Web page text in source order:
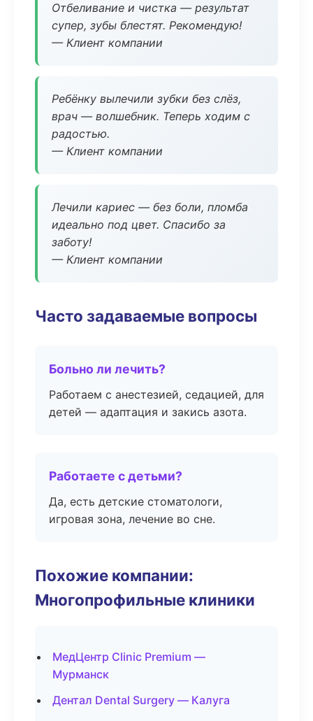
Отбеливание и чистка — результат
супер, зубы блестят. Рекомендую!
— Клиент компании
Ребёнку вылечили зубки без слёз,
врач — волшебник. Теперь ходим с
радостью.
— Клиент компании
Лечили кариес — без боли, пломба
идеально под цвет. Спасибо за
заботу!
— Клиент компании
Часто задаваемые вопросы
Больно ли лечить?
Работаем с анестезией, седацией, для
детей — адаптация и закись азота.
Работаете с детьми?
Да, есть детские стоматологи,
игровая зона, лечение во сне.
Похожие компании:
Многопрофильные клиники
МедЦентр Clinic Premium —
Мурманск
Дентал Dental Surgery — Калуга